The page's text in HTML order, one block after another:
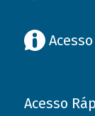
Acesso